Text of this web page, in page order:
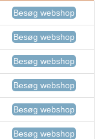
Besøg webshop
Besøg webshop
Besøg webshop
Besøg webshop
Besøg webshop
Besøg webshop